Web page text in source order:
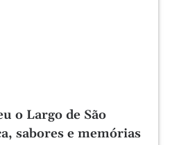
o Largo de São
sabores e memórias